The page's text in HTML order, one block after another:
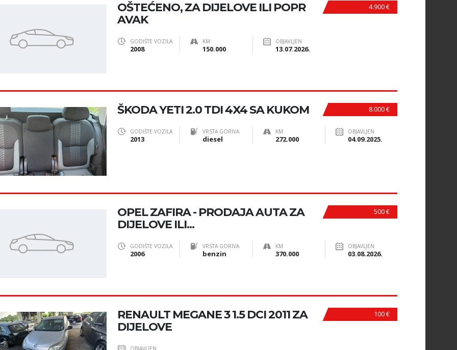
4.900 €
OŠTEĆENO, ZA DIJELOVE ILI POPR
AVAK
GODIŠTE VOZILA
2008
KM
150.000
OBJAVLJEN
13.07.2026.
8.000 €
ŠKODA YETI 2.0 TDI 4X4 SA KUKOM
GODIŠTE VOZILA
2013
VRSTA GORIVA
diesel
KM
272.000
OBJAVLJEN
04.09.2025.
500 €
OPEL ZAFIRA - PRODAJA AUTA ZA
DIJELOVE ILI...
GODIŠTE VOZILA
2006
VRSTA GORIVA
benzin
KM
370.000
OBJAVLJEN
03.08.2026.
100 €
RENAULT MEGANE 3 1.5 DCI 2011 ZA
DIJELOVE
OBJAVLJEN